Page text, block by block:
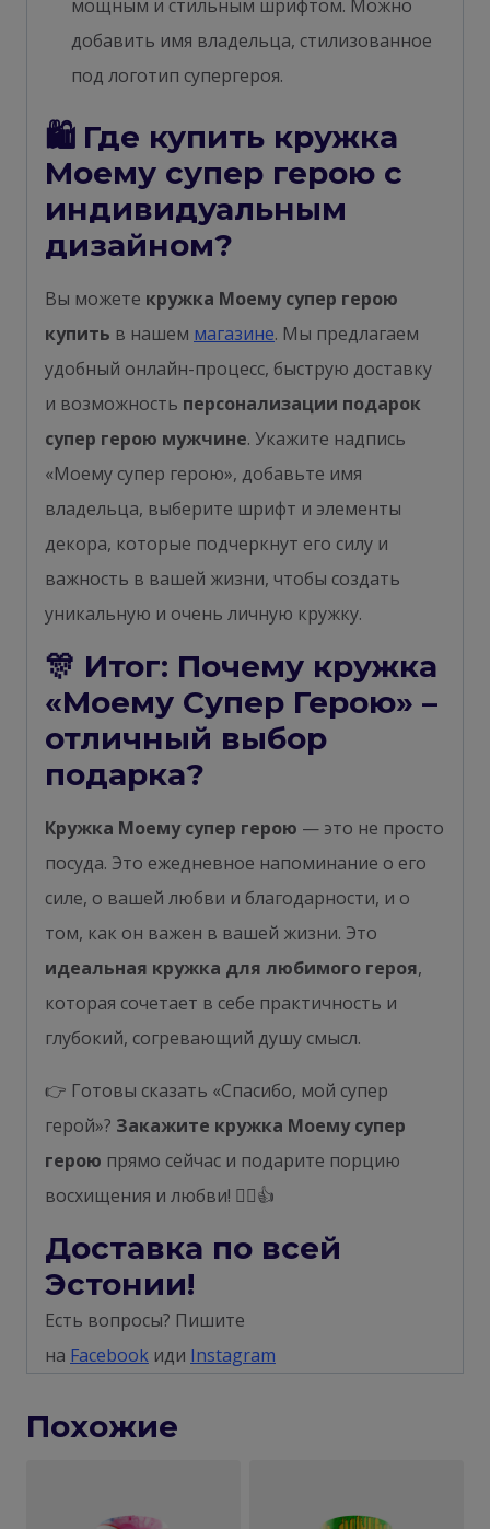
мощным и стильным шрифтом. Можно
добавить имя владельца, стилизованное
под логотип супергероя.
🛍 Где купить кружка
Моему супер герою с
индивидуальным
дизайном?
Вы можете кружка Моему супер герою
купить в нашем магазине. Мы предлагаем
удобный онлайн-процесс, быструю доставку
и возможность персонализации подарок
супер герою мужчине. Укажите надпись
«Моему супер герою», добавьте имя
владельца, выберите шрифт и элементы
декора, которые подчеркнут его силу и
важность в вашей жизни, чтобы создать
уникальную и очень личную кружку.
🎊 Итог: Почему кружка
«Моему Супер Герою» –
отличный выбор
подарка?
Кружка Моему супер герою — это не просто
посуда. Это ежедневное напоминание о его
силе, о вашей любви и благодарности, и о
том, как он важен в вашей жизни. Это
идеальная кружка для любимого героя,
которая сочетает в себе практичность и
глубокий, согревающий душу смысл.
👉 Готовы сказать «Спасибо, мой супер
герой»? Закажите кружка Моему супер
герою прямо сейчас и подарите порцию
восхищения и любви! 🦸‍♂️👍
Доставка по всей
Эстонии!
Есть вопросы? Пишите
на Facebook иди Instagram
Похожие